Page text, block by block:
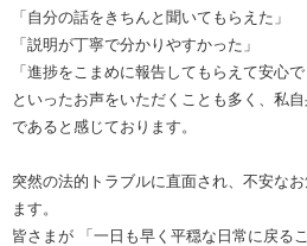
「自分の話をきちんと聞いてもらえた」
「説明が丁寧で分かりやすかった」
「進捗をこまめに報告してもらえて安心で
といったお声をいただくことも多く、私
であると感じております。
突然の法的トラブルに直面され、不安な
ます。
皆さまが 「一日も早く平穏な日常に戻る